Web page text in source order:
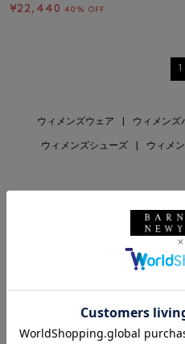
¥22,440 40% OFF
1
ウィメンズウェア ウィメンズ
ウィメンズシューズ ウィメ